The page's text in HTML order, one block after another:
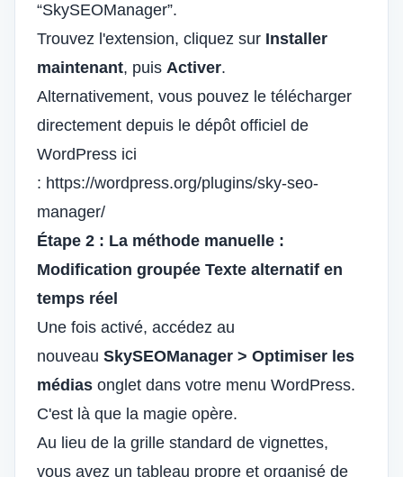
“SkySEOManager”.
Trouvez l'extension, cliquez sur Installer
maintenant, puis Activer.
Alternativement, vous pouvez le télécharger
directement depuis le dépôt officiel de
WordPress ici
: https://wordpress.org/plugins/sky-seo-
manager/
Étape 2 : La méthode manuelle :
Modification groupée Texte alternatif en
temps réel
Une fois activé, accédez au
nouveau SkySEOManager > Optimiser les
médias onglet dans votre menu WordPress.
C'est là que la magie opère.
Au lieu de la grille standard de vignettes,
vous avez un tableau propre et organisé de